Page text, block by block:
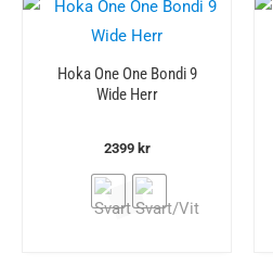
Hoka One One Bondi 9
Wide Herr
2399 kr